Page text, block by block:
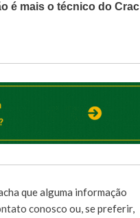
é mais o técnico do Crac
que alguma informação
conosco ou, se preferir,